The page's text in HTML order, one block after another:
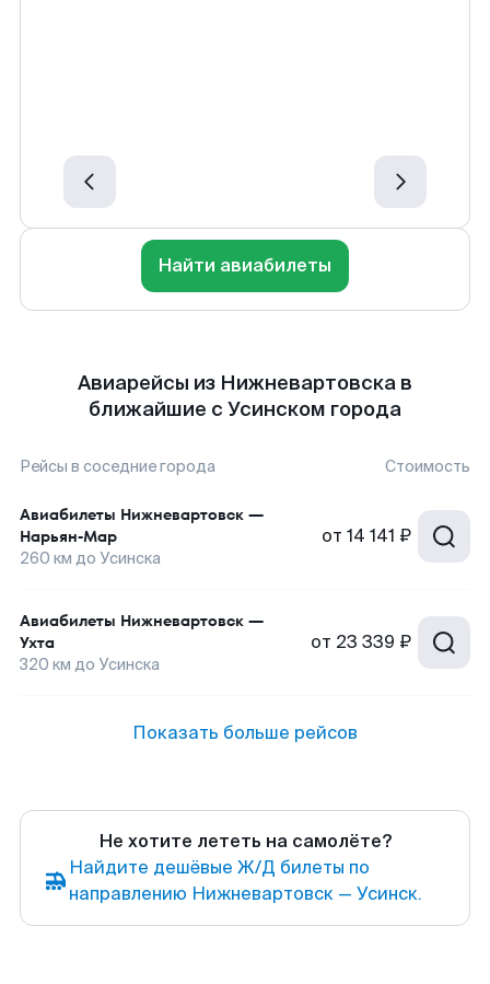
Найти авиабилеты
Авиарейсы из Нижневартовска в
ближайшие с Усинском города
Рейсы в соседние города Стоимость
Авиабилеты Нижневартовск —
Нарьян-Мар
260 км до Усинска
от 14 141 ₽
Авиабилеты Нижневартовск —
Ухта
320 км до Усинска
от 23 339 ₽
Показать больше рейсов
Не хотите лететь на самолёте?
Найдите дешёвые Ж/Д билеты по
направлению Нижневартовск — Усинск.